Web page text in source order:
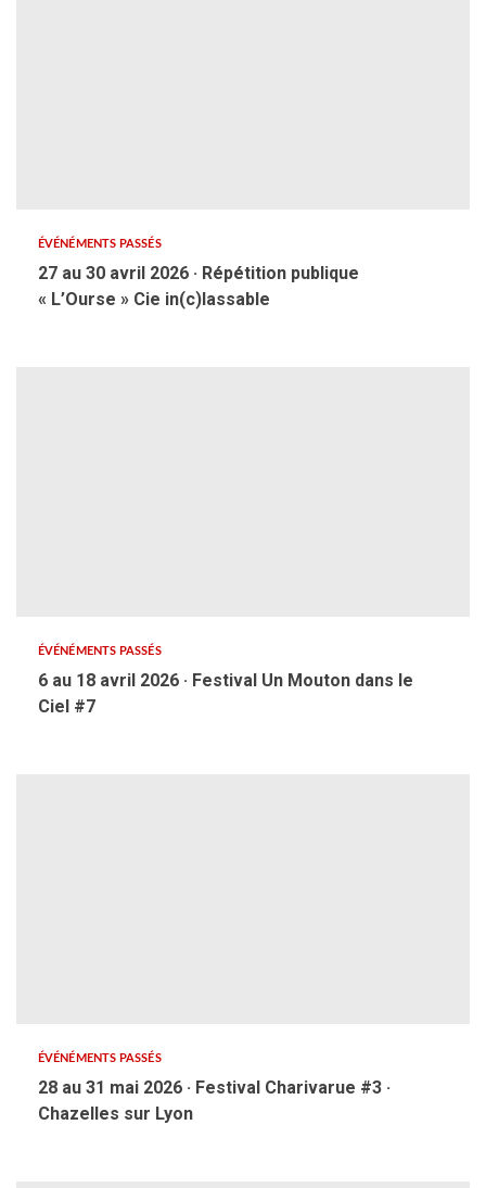
ÉVÉNÉMENTS PASSÉS
27 au 30 avril 2026 · Répétition publique
« L’Ourse » Cie in(c)lassable
ÉVÉNÉMENTS PASSÉS
6 au 18 avril 2026 · Festival Un Mouton dans le
Ciel #7
ÉVÉNÉMENTS PASSÉS
28 au 31 mai 2026 · Festival Charivarue #3 ·
Chazelles sur Lyon